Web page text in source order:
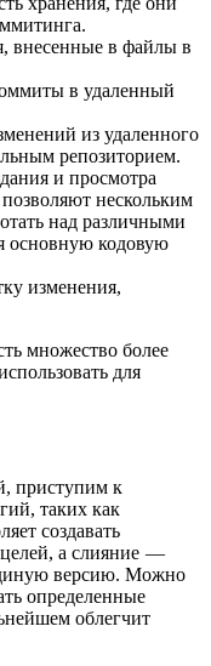
внесенные в файлы в
в удаленный
из удаленного
репозиторием.
и просмотра
нескольким
над различными
основную кодовую
изменения,
множество более
для
приступим к
таких как
создавать
целей, а слияние —
версию. Можно
определенные
облегчит